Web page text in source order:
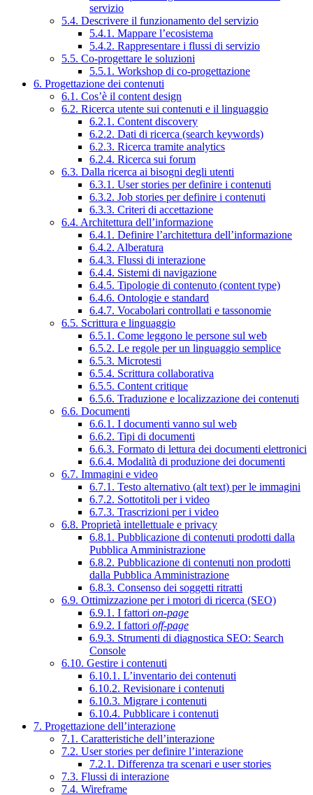
servizio
5.4. Descrivere il funzionamento del servizio
5.4.1. Mappare l’ecosistema
5.4.2. Rappresentare i flussi di servizio
5.5. Co-progettare le soluzioni
5.5.1. Workshop di co-progettazione
6. Progettazione dei contenuti
6.1. Cos’è il content design
6.2. Ricerca utente sui contenuti e il linguaggio
6.2.1. Content discovery
6.2.2. Dati di ricerca (search keywords)
6.2.3. Ricerca tramite analytics
6.2.4. Ricerca sui forum
6.3. Dalla ricerca ai bisogni degli utenti
6.3.1. User stories per definire i contenuti
6.3.2. Job stories per definire i contenuti
6.3.3. Criteri di accettazione
6.4. Architettura dell’informazione
6.4.1. Definire l’architettura dell’informazione
6.4.2. Alberatura
6.4.3. Flussi di interazione
6.4.4. Sistemi di navigazione
6.4.5. Tipologie di contenuto (content type)
6.4.6. Ontologie e standard
6.4.7. Vocabolari controllati e tassonomie
6.5. Scrittura e linguaggio
6.5.1. Come leggono le persone sul web
6.5.2. Le regole per un linguaggio semplice
6.5.3. Microtesti
6.5.4. Scrittura collaborativa
6.5.5. Content critique
6.5.6. Traduzione e localizzazione dei contenuti
6.6. Documenti
6.6.1. I documenti vanno sul web
6.6.2. Tipi di documenti
6.6.3. Formato di lettura dei documenti elettronici
6.6.4. Modalità di produzione dei documenti
6.7. Immagini e video
6.7.1. Testo alternativo (alt text) per le immagini
6.7.2. Sottotitoli per i video
6.7.3. Trascrizioni per i video
6.8. Proprietà intellettuale e privacy
6.8.1. Pubblicazione di contenuti prodotti dalla
Pubblica Amministrazione
6.8.2. Pubblicazione di contenuti non prodotti
dalla Pubblica Amministrazione
6.8.3. Consenso dei soggetti ritratti
6.9. Ottimizzazione per i motori di ricerca (SEO)
6.9.1. I fattori on-page
6.9.2. I fattori off-page
6.9.3. Strumenti di diagnostica SEO: Search
Console
6.10. Gestire i contenuti
6.10.1. L’inventario dei contenuti
6.10.2. Revisionare i contenuti
6.10.3. Migrare i contenuti
6.10.4. Pubblicare i contenuti
7. Progettazione dell’interazione
7.1. Caratteristiche dell’interazione
7.2. User stories per definire l’interazione
7.2.1. Differenza tra scenari e user stories
7.3. Flussi di interazione
7.4. Wireframe